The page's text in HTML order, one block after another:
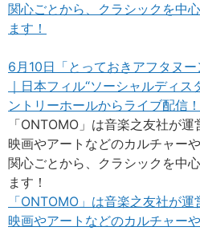
関心ごとから、クラシックを中
ます！
6月10日「とっておきアフタヌ
｜日本フィル“ソーシャルディ
ントリーホールからライブ配信！
「ONTOMO」は音楽之友社が運
映画やアートなどのカルチャー
関心ごとから、クラシックを中
ます！
「ONTOMO」は音楽之友社が運
映画やアートなどのカルチャー